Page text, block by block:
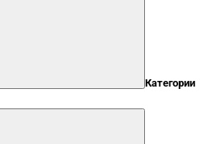
Категории